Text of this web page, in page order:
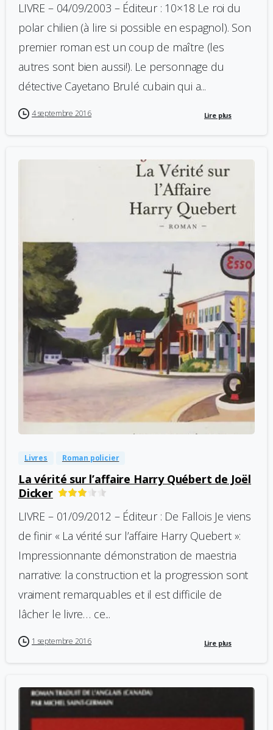
LIVRE – 04/09/2003 – Éditeur : 10×18 Le roi du
polar chilien (à lire si possible en espagnol). Son
premier roman est un coup de maître (les
autres sont bien aussi!). Le personnage du
détective Cayetano Brulé cubain qui a...
4 septembre 2016 Lire plus
0 -
Livres Roman policier
La vérité sur l’affaire Harry Québert de Joël
Dicker
LIVRE – 01/09/2012 – Éditeur : De Fallois Je viens
de finir « La vérité sur l’affaire Harry Quebert »:
Impressionnante démonstration de maestria
narrative: la construction et la progression sont
vraiment remarquables et il est difficile de
lâcher le livre… ce...
1 septembre 2016 Lire plus